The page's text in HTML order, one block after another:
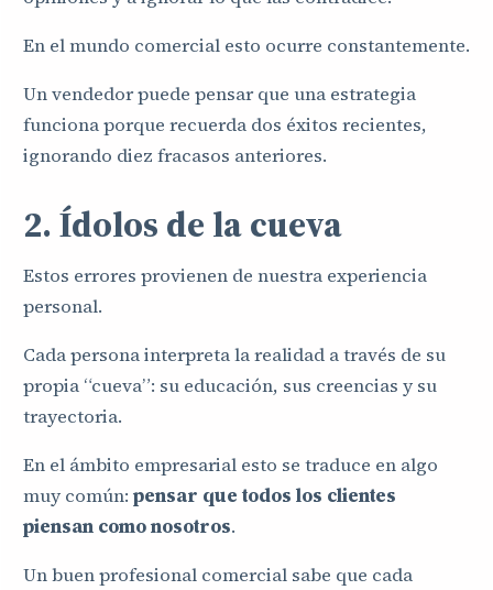
En el mundo comercial esto ocurre constantemente.
Un vendedor puede pensar que una estrategia
funciona porque recuerda dos éxitos recientes,
ignorando diez fracasos anteriores.
2. Ídolos de la cueva
Estos errores provienen de nuestra experiencia
personal.
Cada persona interpreta la realidad a través de su
propia “cueva”: su educación, sus creencias y su
trayectoria.
En el ámbito empresarial esto se traduce en algo
muy común: pensar que todos los clientes
piensan como nosotros.
Un buen profesional comercial sabe que cada